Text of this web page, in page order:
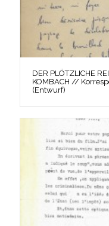
DER PLÖTZLICHE
KOMBACH //
(Entwurf)